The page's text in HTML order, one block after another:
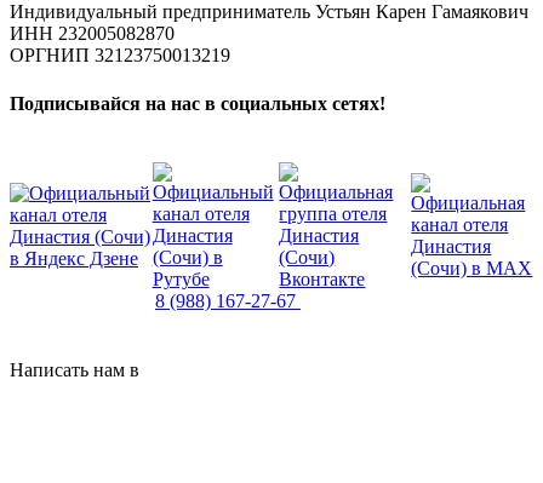
Индивидуальный предприниматель Устьян Карен Гамаякович
ИНН 232005082870
ОРГНИП 32123750013219
Подписывайся на нас в социальных сетях!
8 (988) 167-27-67
Написать нам в